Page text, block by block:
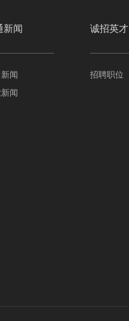
新闻
闻
闻
诚招英才
招聘职位